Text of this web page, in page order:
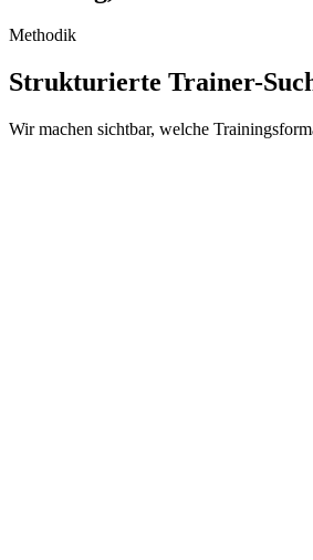
Methodik
Strukturierte Trainer-
Wir machen sichtbar, welche